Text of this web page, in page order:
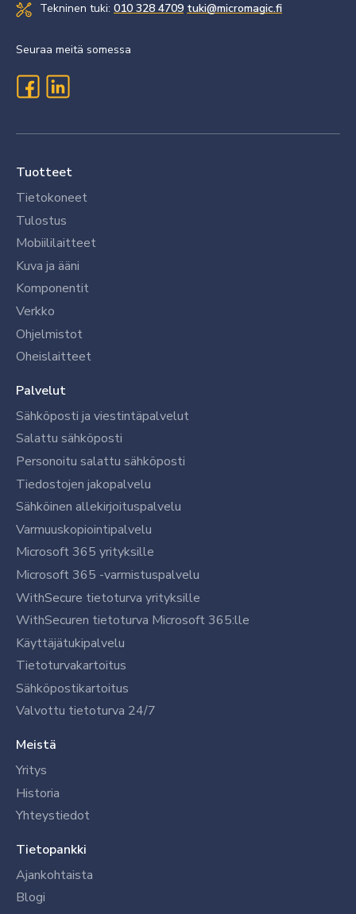
Tekninen tuki: 010 328 4709 tuki@micromagic.fi
Seuraa meitä somessa
Tuotteet
Tietokoneet
Tulostus
Mobiililaitteet
Kuva ja ääni
Komponentit
Verkko
Ohjelmistot
Oheislaitteet
Palvelut
Sähköposti ja viestintäpalvelut
Salattu sähköposti
Personoitu salattu sähköposti
Tiedostojen jakopalvelu
Sähköinen allekirjoituspalvelu
Varmuuskopiointipalvelu
Microsoft 365 yrityksille
Microsoft 365 -varmistuspalvelu
WithSecure tietoturva yrityksille
WithSecuren tietoturva Microsoft 365:lle
Käyttäjätukipalvelu
Tietoturvakartoitus
Sähköpostikartoitus
Valvottu tietoturva 24/7
Meistä
Yritys
Historia
Yhteystiedot
Tietopankki
Ajankohtaista
Blogi